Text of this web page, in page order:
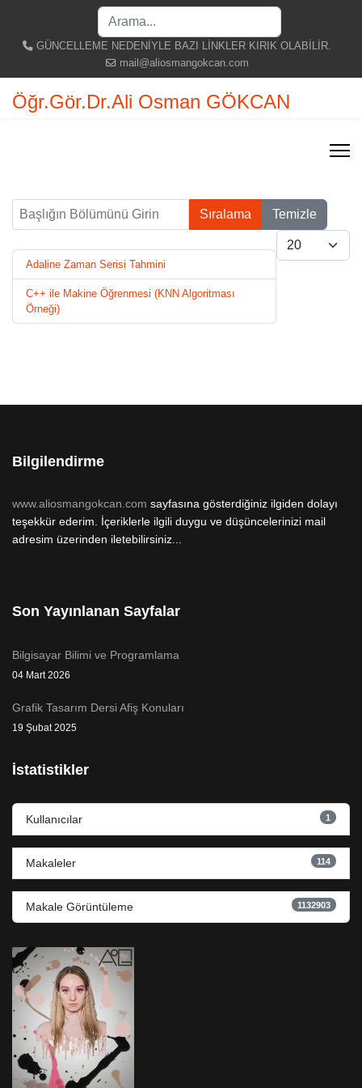
GÜNCELLEME NEDENİYLE BAZI LİNKLER KIRIK OLABİLİR.
mail@aliosmangokcan.com
Öğr.Gör.Dr.Ali Osman GÖKCAN
Başlığın Bölümünü Girin
Sıralama Temizle
Göster #
Adaline Zaman Serisi Tahmini
C++ ile Makine Öğrenmesi (KNN Algoritması
Örneği)
Bilgilendirme
www.aliosmangokcan.com sayfasına gösterdiğiniz ilgiden dolayı
teşekkür ederim. İçeriklerle ilgili duygu ve düşüncelerinizi mail
adresim üzerinden iletebilirsiniz...
Son Yayınlanan Sayfalar
Bilgisayar Bilimi ve Programlama
04 Mart 2026
Grafik Tasarım Dersi Afiş Konuları
19 Şubat 2025
İstatistikler
Kullanıcılar 1
Makaleler 114
Makale Görüntüleme 1132903